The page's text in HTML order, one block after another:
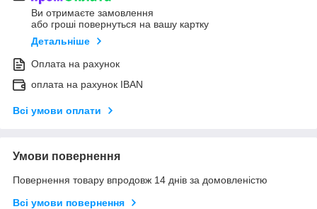
Ви отримаєте замовлення
або гроші повернуться на вашу картку
Детальніше
Оплата на рахунок
оплата на рахунок IBAN
Всі умови оплати
Умови повернення
Повернення товару впродовж 14 днів за домовленістю
Всі умови повернення